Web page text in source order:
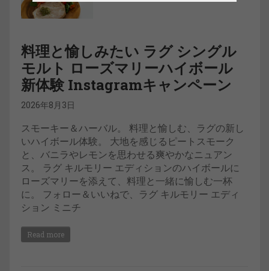
料理と愉しみたい ラグ シングル
モルト ローズマリーハイボール
新体験 Instagramキャンペーン
2026年8月3日
スモーキー＆ハーバル。 料理と愉しむ、ラグの新し
いハイボール体験。 大地を感じるピートスモーク
と、バニラやレモンを思わせる爽やかなニュアン
ス。 ラグ キルモリー エディションのハイボールに
ローズマリーを添えて、料理と一緒に愉しむ一杯
に。 フォロー＆いいねで、ラグ キルモリー エディ
ション ミニチ
Read more